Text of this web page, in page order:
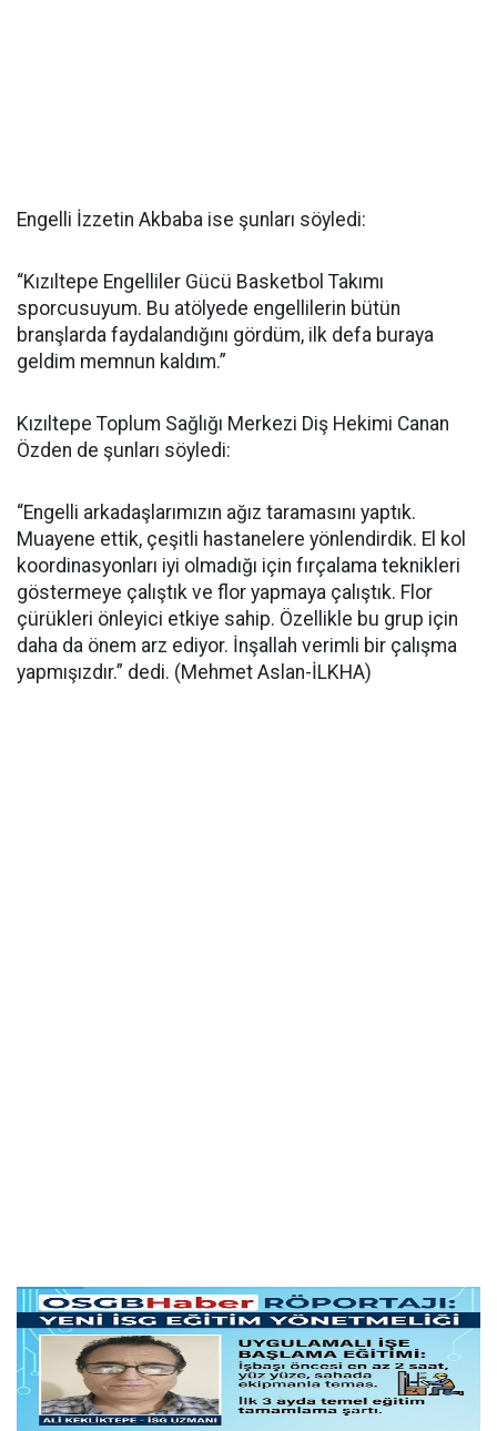
Engelli İzzetin Akbaba ise şunları söyledi:
“Kızıltepe Engelliler Gücü Basketbol Takımı
sporcusuyum. Bu atölyede engellilerin bütün
branşlarda faydalandığını gördüm, ilk defa buraya
geldim memnun kaldım.”
Kızıltepe Toplum Sağlığı Merkezi Diş Hekimi Canan
Özden de şunları söyledi:
“Engelli arkadaşlarımızın ağız taramasını yaptık.
Muayene ettik, çeşitli hastanelere yönlendirdik. El kol
koordinasyonları iyi olmadığı için fırçalama teknikleri
göstermeye çalıştık ve flor yapmaya çalıştık. Flor
çürükleri önleyici etkiye sahip. Özellikle bu grup için
daha da önem arz ediyor. İnşallah verimli bir çalışma
yapmışızdır.” dedi. (Mehmet Aslan-İLKHA)